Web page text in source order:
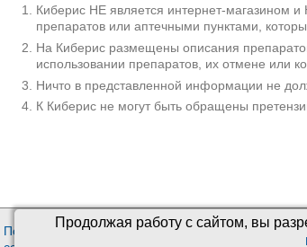
Продолжая работу с сайтом, вы
немецким
болеют
раннем
Киберис НЕ является интернет-магазином
препаратов или аптечными пунктами,
На Киберис размещены описания
использовании препаратов, их отмене или
Ничто в представленной информации не
К Киберис не могут быть обращены
Пользовательское
О проекте